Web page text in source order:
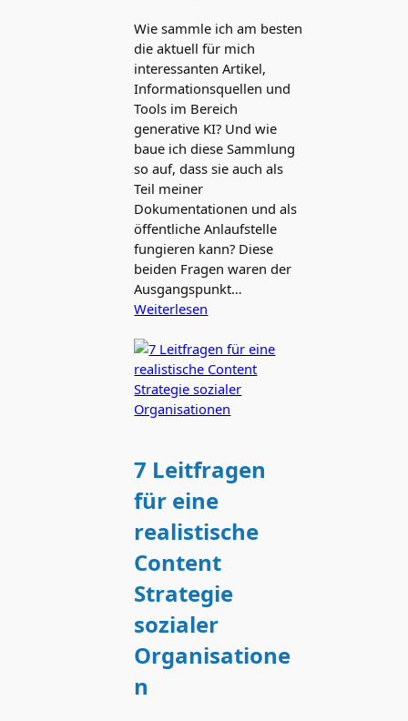
Wie sammle ich am besten
die aktuell für mich
interessanten Artikel,
Informationsquellen und
Tools im Bereich
generative KI? Und wie
baue ich diese Sammlung
so auf, dass sie auch als
Teil meiner
Dokumentationen und als
öffentliche Anlaufstelle
fungieren kann? Diese
beiden Fragen waren der
Ausgangspunkt…
Weiterlesen
7 Leitfragen
für eine
realistische
Content
Strategie
sozialer
Organisatione
n